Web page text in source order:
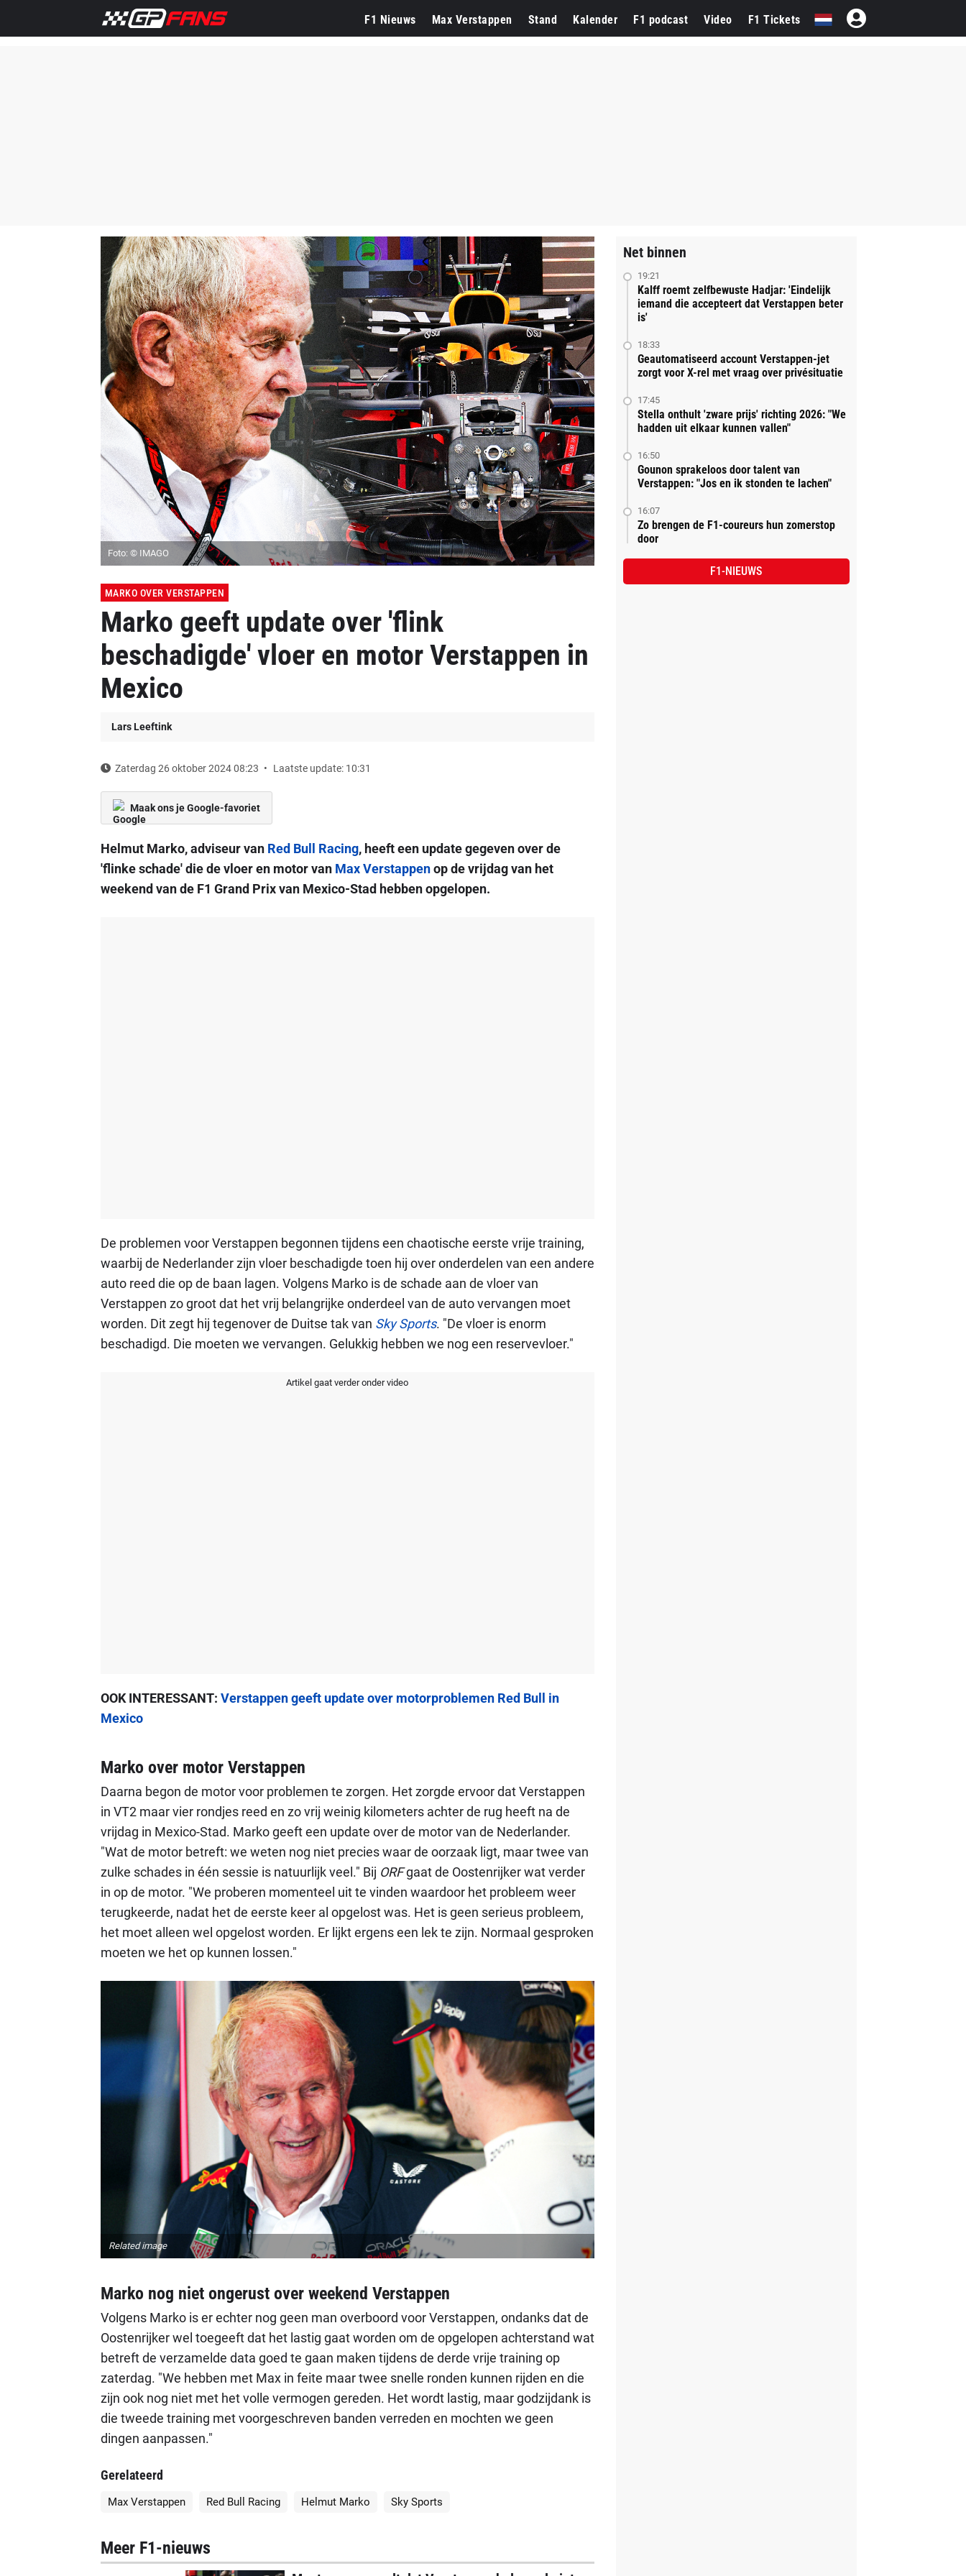
F1 Nieuws Max Verstappen Stand Kalender F1 podcast Video F1 Tickets
Foto: © IMAGO
MARKO OVER VERSTAPPEN
Marko geeft update over 'flink
beschadigde' vloer en motor Verstappen in
Mexico
Lars Leeftink
Zaterdag 26 oktober 2024 08:23 Laatste update: 10:31
Maak ons je Google-favoriet
Helmut Marko, adviseur van Red Bull Racing, heeft een update gegeven over de
'flinke schade' die de vloer en motor van Max Verstappenop de vrijdag van het
weekend van de F1 Grand Prix van Mexico-Stad hebben opgelopen.
De problemen voor Verstappen begonnen tijdens een chaotische eerste vrije training,
waarbij de Nederlander zijn vloer beschadigde toen hij over onderdelen van een andere
auto reed die op de baan lagen. Volgens Marko is de schade aan de vloer van
Verstappen zo groot dat het vrij belangrijke onderdeel van de auto vervangen moet
worden. Dit zegt hij tegenover de Duitse tak van Sky Sports. "De vloer is enorm
beschadigd. Die moeten we vervangen. Gelukkig hebben we nog een reservevloer."
Artikel gaat verder onder video
OOK INTERESSANT: Verstappen geeft update over motorproblemen Red Bull in
Mexico
Marko over motor Verstappen
Daarna begon de motor voor problemen te zorgen. Het zorgde ervoor dat Verstappen
in VT2 maar vier rondjes reed en zo vrij weinig kilometers achter de rug heeft na de
vrijdag in Mexico-Stad. Marko geeft een update over de motor van de Nederlander.
"Wat de motor betreft: we weten nog niet precies waar de oorzaak ligt, maar twee van
zulke schades in één sessie is natuurlijk veel." Bij ORFgaat de Oostenrijker wat verder
in op de motor. "We proberen momenteel uit te vinden waardoor het probleem weer
terugkeerde, nadat het de eerste keer al opgelost was. Het is geen serieus probleem,
het moet alleen wel opgelost worden. Er lijkt ergens een lek te zijn. Normaal gesproken
moeten we het op kunnen lossen."
Related image
Marko nog niet ongerust over weekend Verstappen
Volgens Marko is er echter nog geen man overboord voor Verstappen, ondanks dat de
Oostenrijker wel toegeeft dat het lastig gaat worden om de opgelopen achterstand wat
betreft de verzamelde data goed te gaan maken tijdens de derde vrije training op
zaterdag. "We hebben met Max in feite maar twee snelle ronden kunnen rijden en die
zijn ook nog niet met het volle vermogen gereden. Het wordt lastig, maar godzijdank is
die tweede training met voorgeschreven banden verreden en mochten we geen
dingen aanpassen."
Gerelateerd
Max Verstappen Red Bull Racing Helmut Marko Sky Sports
Meer F1-nieuws
Net binnen
19:21
Kalff roemt zelfbewuste Hadjar: 'Eindelijk
iemand die accepteert dat Verstappen beter
is'
18:33
Geautomatiseerd account Verstappen-jet
zorgt voor X-rel met vraag over privésituatie
17:45
Stella onthult 'zware prijs' richting 2026: "We
hadden uit elkaar kunnen vallen"
16:50
Gounon sprakeloos door talent van
Verstappen: "Jos en ik stonden te lachen"
16:07
Zo brengen de F1-coureurs hun zomerstop
door
F1-NIEUWS